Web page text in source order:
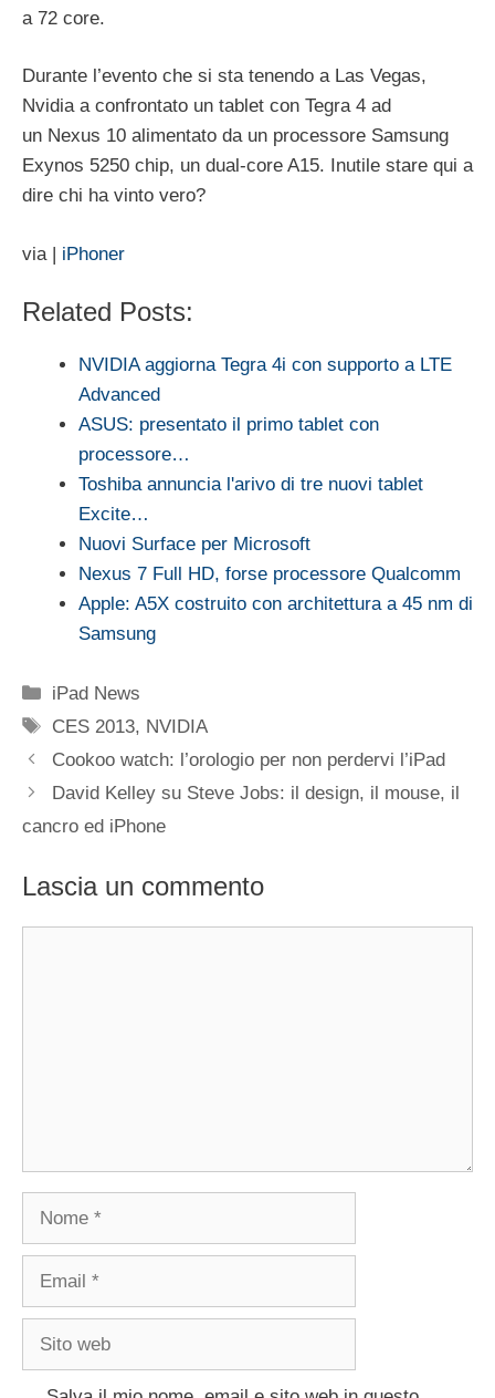
a 72 core.
Durante l’evento che si sta tenendo a Las Vegas,
Nvidia a confrontato un tablet con Tegra 4 ad
un Nexus 10 alimentato da un processore Samsung
Exynos 5250 chip, un dual-core A15. Inutile stare qui a
dire chi ha vinto vero?
via | iPhoner
Related Posts:
NVIDIA aggiorna Tegra 4i con supporto a LTE
Advanced
ASUS: presentato il primo tablet con
processore…
Toshiba annuncia l'arivo di tre nuovi tablet
Excite…
Nuovi Surface per Microsoft
Nexus 7 Full HD, forse processore Qualcomm
Apple: A5X costruito con architettura a 45 nm di
Samsung
Categorie
iPad News
Tag
CES 2013, NVIDIA
Cookoo watch: l’orologio per non perdervi l’iPad
David Kelley su Steve Jobs: il design, il mouse, il
cancro ed iPhone
Lascia un commento
Nome
Email
Sito